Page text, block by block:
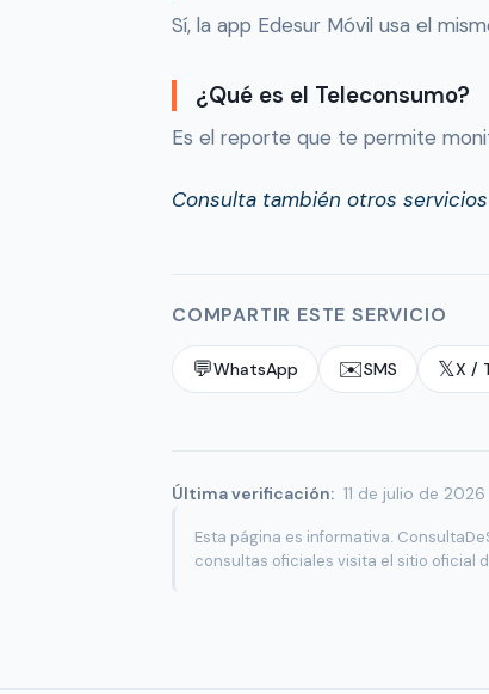
Sí, la app Edesur Móvil usa el
¿Qué es el Teleconsumo?
Es el reporte que te permite
Consulta también otros
COMPARTIR ESTE SERVICIO
💬WhatsApp ✉️SMS 𝕏X /
Última verificación: 11 de julio de 2026
Esta página es informativa.
consultas oficiales visita el sitio oficial